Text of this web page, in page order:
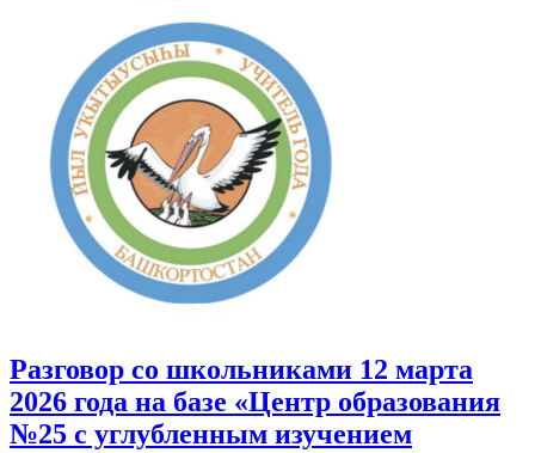
Разговор со школьниками 12 марта
2026 года на базе «Центр образования
№25 с углубленным изучением